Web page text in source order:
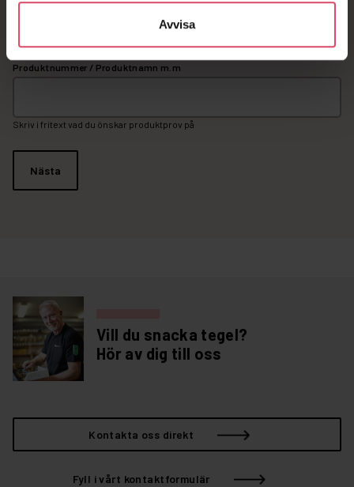
Avvisa
Produktnummer / Produktnamn m.m
Skriv i fritext vad du önskar produktprov på
Vill du snacka tegel?
Hör av dig till oss
Kontakta oss direkt
Fyll i vårt kontaktformulär